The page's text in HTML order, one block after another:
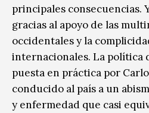
principales consecuencias.
gracias al apoyo de las
occidentales y la
internacionales. La política
puesta en práctica por
conducido al país a un
y enfermedad que casi